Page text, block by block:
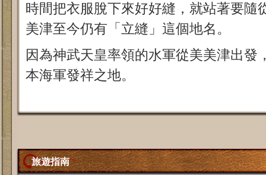
時間把衣服脫下來好好縫，就站著要隨
美津至今仍有「立縫」這個地名。
因為神武天皇率領的水軍從美美津出發
本海軍發祥之地。
旅遊指南